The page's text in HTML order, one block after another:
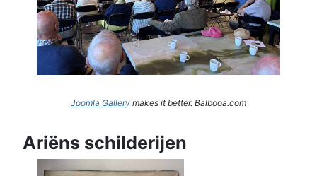
Joomla Gallery makes it better. Balbooa.com
Ariëns schilderijen